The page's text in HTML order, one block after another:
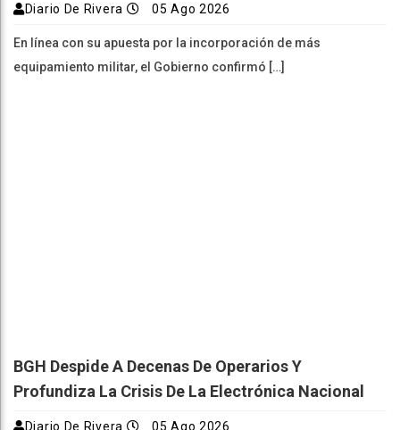
Diario De Rivera 05 Ago 2026
En línea con su apuesta por la incorporación de más
equipamiento militar, el Gobierno confirmó […]
BGH Despide A Decenas De Operarios Y
Profundiza La Crisis De La Electrónica Nacional
Diario De Rivera 05 Ago 2026